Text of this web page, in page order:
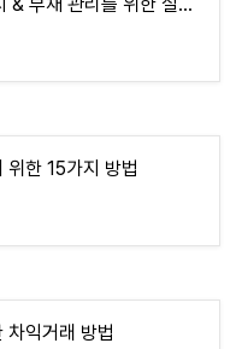
위한 15가지 방법
차익거래 방법